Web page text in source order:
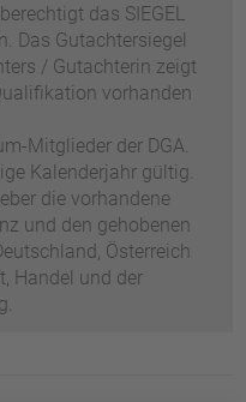
das SIEGEL
Das Gutachtersiegel
/ Gutachterin zeigt
vorhanden
Mitglieder der DGA.
Kalenderjahr gültig.
die vorhandene
und den gehobenen
Österreich
Handel und der